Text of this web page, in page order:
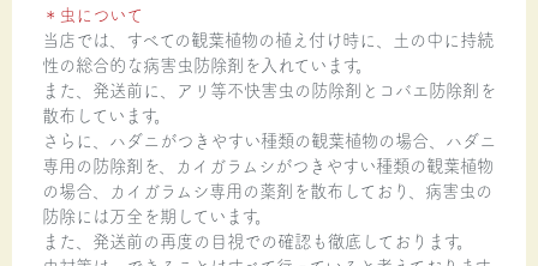
＊虫について
当店では、すべての観葉植物の植え付け時に、土の中に持続
性の総合的な病害虫防除剤を入れています。
また、発送前に、アリ等不快害虫の防除剤とコバエ防除剤を
散布しています。
さらに、ハダニがつきやすい種類の観葉植物の場合、ハダニ
専用の防除剤を、カイガラムシがつきやすい種類の観葉植物
の場合、カイガラムシ専用の薬剤を散布しており、病害虫の
防除には万全を期しています。
また、発送前の再度の目視での確認も徹底しております。